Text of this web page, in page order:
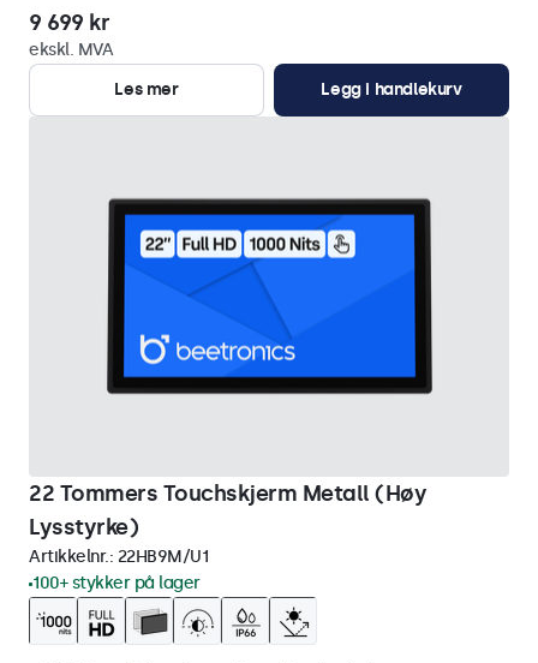
9 699 kr
ekskl. MVA
Les mer
Legg i handlekurv
22 Tommers Touchskjerm Metall (Høy
Lysstyrke)
Artikkelnr.: 22HB9M/U1
100+ stykker på lager